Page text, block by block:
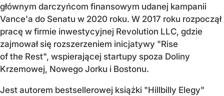
głównym darczyńcom finansowym udanej kampanii
Vance'a do Senatu w 2020 roku. W 2017 roku rozpoczął
pracę w firmie inwestycyjnej Revolution LLC, gdzie
zajmował się rozszerzeniem inicjatywy "Rise
of the Rest", wspierającej startupy spoza Doliny
Krzemowej, Nowego Jorku i Bostonu.
Jest autorem bestsellerowej książki "Hillbilly Elegy"